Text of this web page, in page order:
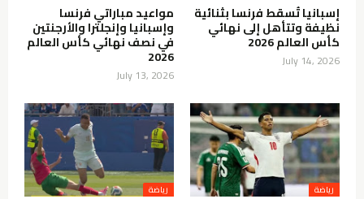
إسبانيا تُسقط فرنسا بثنائية
نظيفة وتتأهل إلى نهائي
كأس العالم 2026
July 14, 2026
مواعيد مباراتي فرنسا
وإسبانيا وإنجلترا والأرجنتين
في نصف نهائي كأس العالم
2026
July 13, 2026
رياضة رياضة